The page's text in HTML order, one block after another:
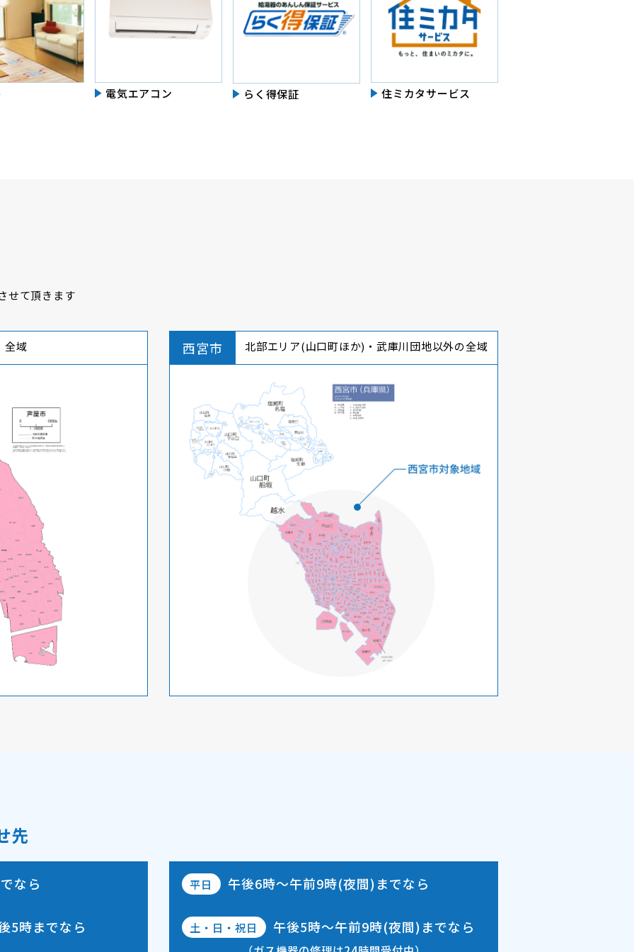
電気エアコン らく得保証 住ミカタサービス
せて頂きます
全域 西宮市 北部エリア(山口町ほか)・武庫川団地以外の全域
先
なら
5時までなら
平日 午後6時～午前9時(夜間)までなら
土・日・祝日 午後5時～午前9時(夜間)までなら